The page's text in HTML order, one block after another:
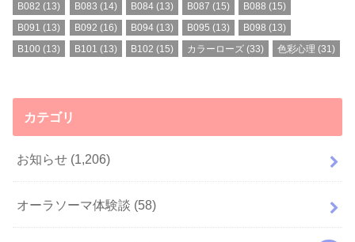
B082 (13) B083 (14) B084(13) B087 (15) B088 (15)
B091 (13) B092 (16) B094(13) B095 (13) B098 (13)
B100 (13) B101 (13) B102 (15) カラーローズ (33) 色彩心理 (31)
カテゴリ
お知らせ (1,206)
オーラソーマ体験談 (58)